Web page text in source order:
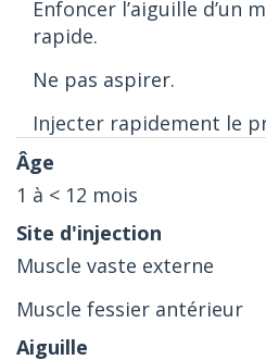
Enfoncer l’aiguille d’un
rapide.
Ne pas aspirer.
Injecter rapidement le
1 à < 12 mois
Muscle vaste externe
Muscle fessier antérieur